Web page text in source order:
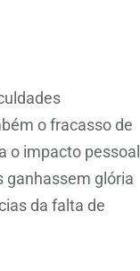
o fracasso de
o impacto pessoal
ganhassem glória
da falta de